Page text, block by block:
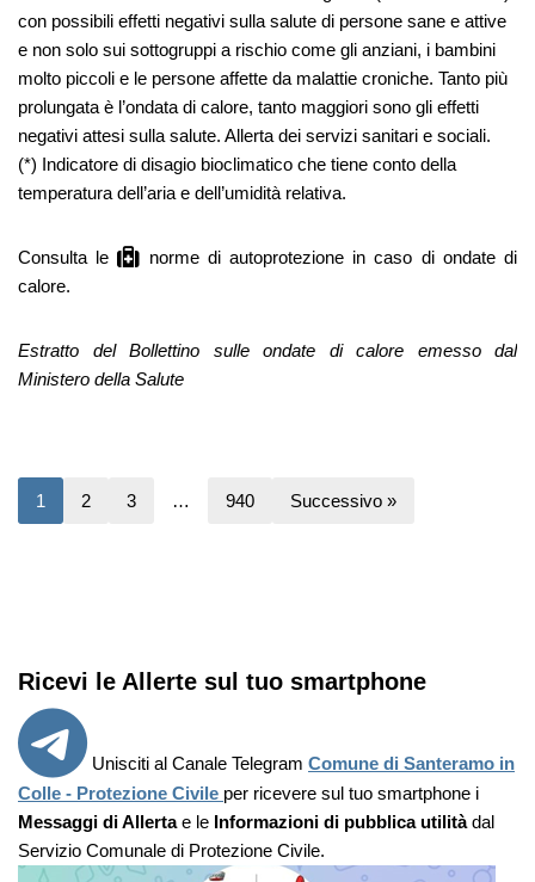
con possibili effetti negativi sulla salute di persone sane e attive
e non solo sui sottogruppi a rischio come gli anziani, i bambini
molto piccoli e le persone affette da malattie croniche. Tanto più
prolungata è l’ondata di calore, tanto maggiori sono gli effetti
negativi attesi sulla salute. Allerta dei servizi sanitari e sociali.
(*) Indicatore di disagio bioclimatico che tiene conto della
temperatura dell’aria e dell’umidità relativa.
Consulta le norme di autoprotezione in caso di ondate di
calore.
Estratto del Bollettino sulle ondate di calore emesso dal
Ministero della Salute
1 2 3 … 940 Successivo »
Ricevi le Allerte sul tuo smartphone
Unisciti al Canale Telegram Comune di Santeramo in
Colle - Protezione Civile per ricevere sul tuo smartphone i
Messaggi di Allertae le Informazioni di pubblica utilitàdal
Servizio Comunale di Protezione Civile.